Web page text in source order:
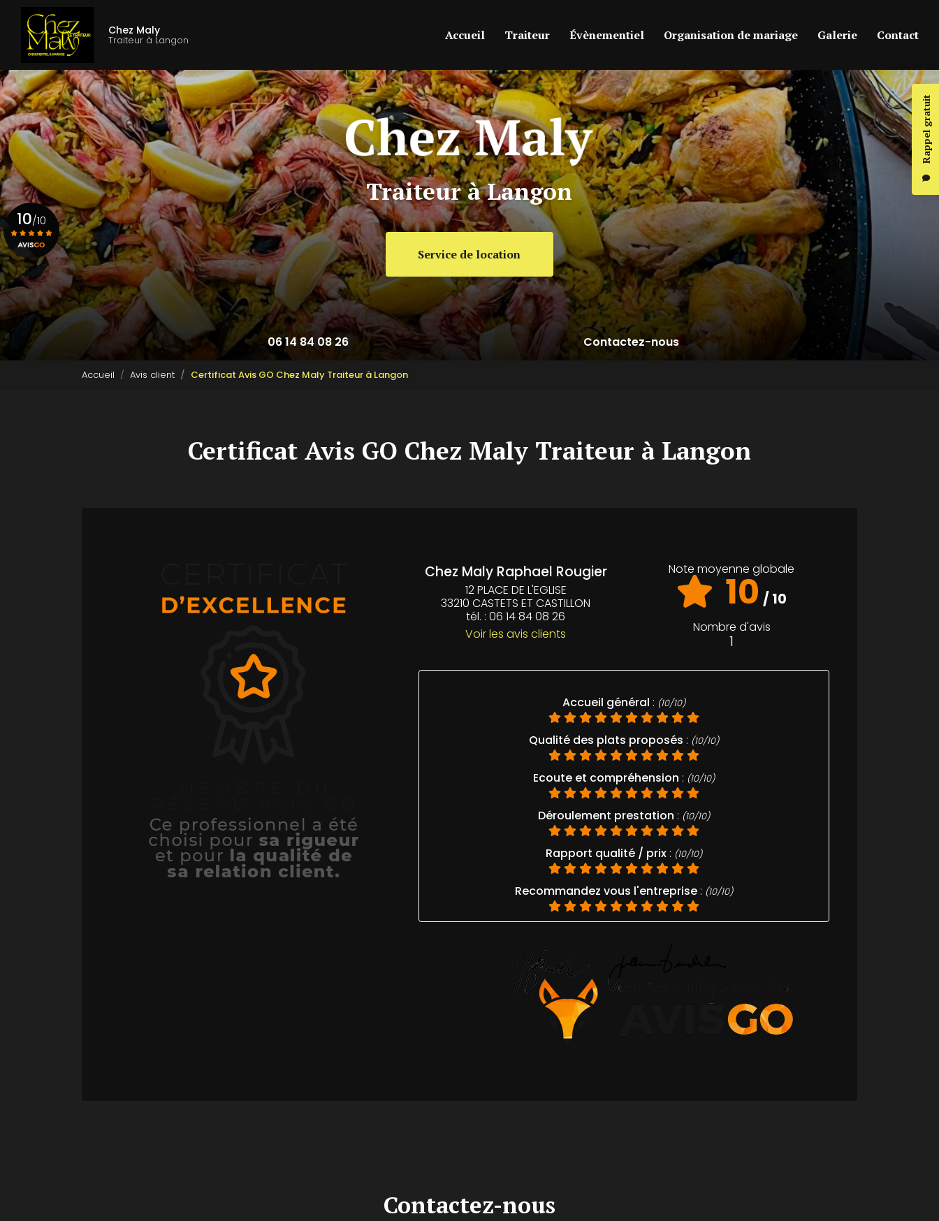
contenu
principal
Chez Maly
Traiteur à Langon
Rappel gratuit
Accueil
Traiteur Évènementiel Organisation de mariage Galerie Contact
Traiteur à Langon
Service de location
06 14 84 08 26 Contactez-nous
10/10
Voir le certificat
Accueil Avis client Certificat Avis GO Chez Maly Traiteur à Langon
Certificat Avis GO Chez Maly Traiteur à Langon
Chez Maly Raphael Rougier
12 PLACE DE L'EGLISE
33210 CASTETS ET CASTILLON
tél. : 06 14 84 08 26
Voir les avis clients
Note moyenne globale
10 / 10
Nombre d'avis
1
Accueil général : (10/10)
Qualité des plats proposés : (10/10)
Ecoute et compréhension : (10/10)
Déroulement prestation : (10/10)
Rapport qualité / prix: (10/10)
Recommandez vous l'entreprise: (10/10)
Contactez-nous